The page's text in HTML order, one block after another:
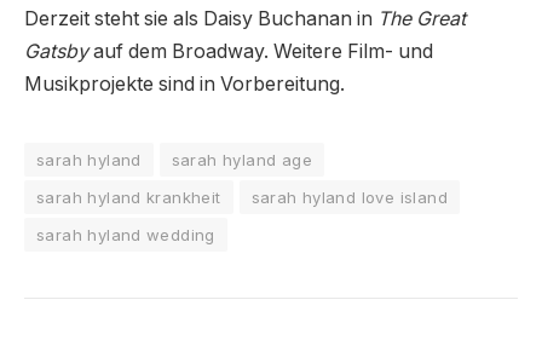
Derzeit steht sie als Daisy Buchanan in The Great
Gatsbyauf dem Broadway. Weitere Film- und
Musikprojekte sind in Vorbereitung.
sarah hyland
sarah hyland age
sarah hyland krankheit
sarah hyland love island
sarah hyland wedding